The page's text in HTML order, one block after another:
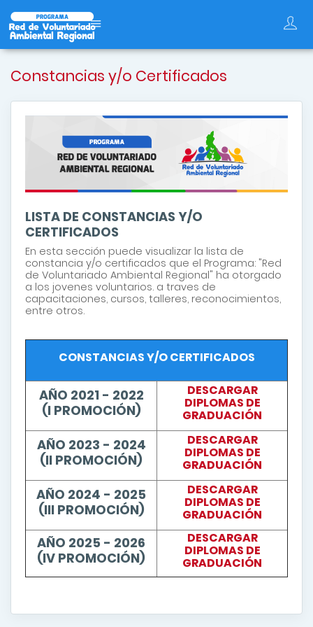
Constancias y/o Certificados
LISTA DE CONSTANCIAS Y/O
CERTIFICADOS
En esta sección puede visualizar la lista de
constancia y/o certificados que el Programa: "Red
de Voluntariado Ambiental Regional" ha otorgado
a los jovenes voluntarios. a traves de
capacitaciones, cursos, talleres, reconocimientos,
entre otros.
CONSTANCIAS Y/O CERTIFICADOS
AÑO 2021 - 2022
(I PROMOCIÓN)
DESCARGAR
DIPLOMAS DE
GRADUACIÓN
AÑO 2023 - 2024
(II PROMOCIÓN)
DESCARGAR
DIPLOMAS DE
GRADUACIÓN
AÑO 2024 - 2025
(III PROMOCIÓN)
DESCARGAR
DIPLOMAS DE
GRADUACIÓN
AÑO 2025 - 2026
(IV PROMOCIÓN)
DESCARGAR
DIPLOMAS DE
GRADUACIÓN